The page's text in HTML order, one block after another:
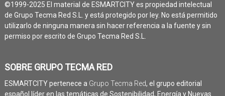
©1999-2025 El material de ESMARTCITY es propiedad intelectual
de Grupo Tecma Red S.L. y está protegido por ley. No está permitido
utilizarlo de ninguna manera sin hacer referencia a la fuente y sin
permiso por escrito de Grupo Tecma Red S.L.
SOBRE GRUPO TECMA RED
ESMARTCITY pertenece a Grupo Tecma Red, el grupo editorial
español líder en las temáticas de Sostenibilidad, Energía y Nuevas